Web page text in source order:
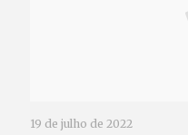
19 de julho de 2022